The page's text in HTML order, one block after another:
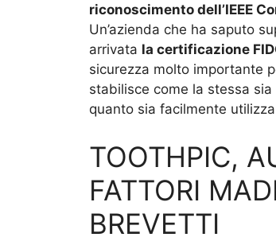
riconoscimento dell’IEEE
Un’azienda che ha saputo
arrivata la certificazione
sicurezza molto importante
stabilisce come la stessa
quanto sia facilmente
TOOTHPIC,
FATTORI
BREVETTI